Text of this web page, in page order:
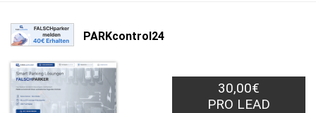
PARKcontrol24
30,00€
PRO LEAD